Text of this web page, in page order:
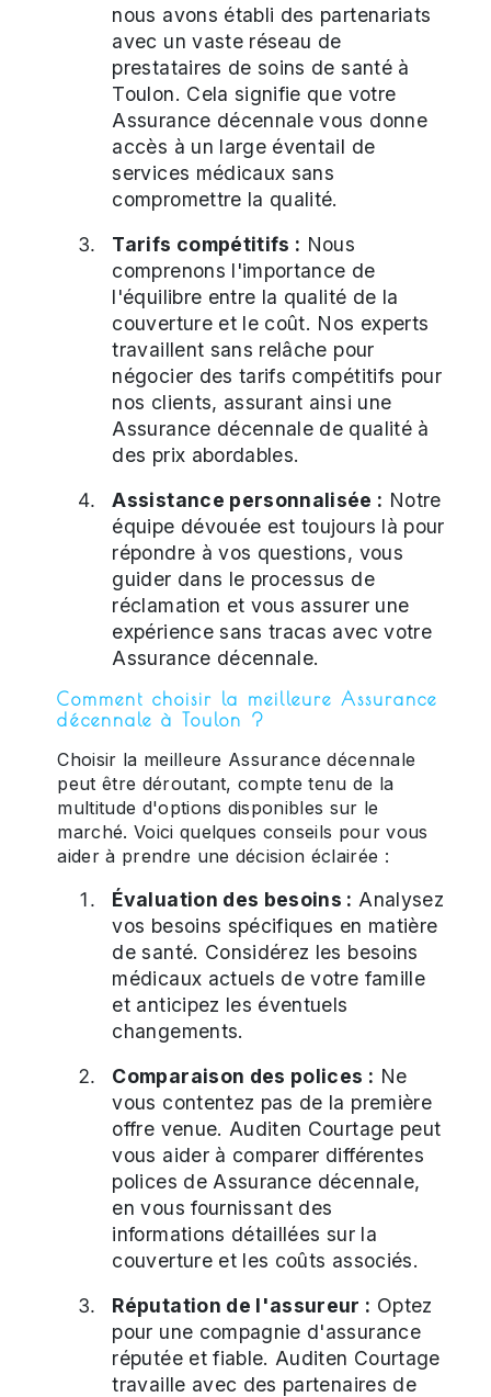
nous avons établi des partenariats
avec un vaste réseau de
prestataires de soins de santé à
Toulon. Cela signifie que votre
Assurance décennale vous donne
accès à un large éventail de
services médicaux sans
compromettre la qualité.
Tarifs compétitifs : Nous
comprenons l'importance de
l'équilibre entre la qualité de la
couverture et le coût. Nos experts
travaillent sans relâche pour
négocier des tarifs compétitifs pour
nos clients, assurant ainsi une
Assurance décennale de qualité à
des prix abordables.
Assistance personnalisée : Notre
équipe dévouée est toujours là pour
répondre à vos questions, vous
guider dans le processus de
réclamation et vous assurer une
expérience sans tracas avec votre
Assurance décennale.
Comment choisir la meilleure Assurance
décennale à Toulon ?
Choisir la meilleure Assurance décennale
peut être déroutant, compte tenu de la
multitude d'options disponibles sur le
marché. Voici quelques conseils pour vous
aider à prendre une décision éclairée :
Évaluation des besoins : Analysez
vos besoins spécifiques en matière
de santé. Considérez les besoins
médicaux actuels de votre famille
et anticipez les éventuels
changements.
Comparaison des polices : Ne
vous contentez pas de la première
offre venue. Auditen Courtage peut
vous aider à comparer différentes
polices de Assurance décennale,
en vous fournissant des
informations détaillées sur la
couverture et les coûts associés.
Réputation de l'assureur : Optez
pour une compagnie d'assurance
réputée et fiable. Auditen Courtage
travaille avec des partenaires de